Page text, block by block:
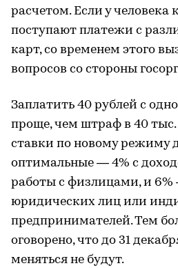
расчетом. Если у
поступают платежи с
карт, со временем этого
вопросов со стороны
Заплатить 40 рублей с
проще, чем штраф в 40 тыс.
ставки по новому режиму
оптимальные — 4% с
работы с физлицами, и 6%
юридических лиц или
предпринимателей. Тем
оговорено, что до 31
меняться не будут.